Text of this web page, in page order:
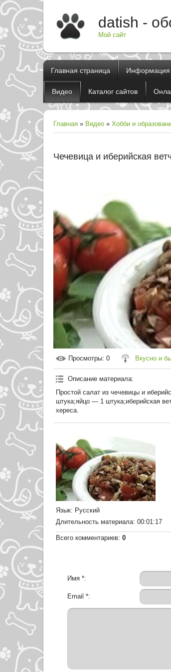
datish -
Мой сайт
Главная страница Информация
Видео Каталог сайтов
Главная » Видео » Хобби и
Чечевица и иберийская
Просмотры: 0 Вкусно и
Описание материала:
Простой салат из чечевицы и
штука;яйцо — 1 штука;иберийская
хереса.
Язык: Русский
Длительность материала: 00:01:17
Всего комментариев: 0
Имя *:
Email *: